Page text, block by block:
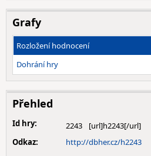
Grafy
Rozložení hodnocení
Dohrání hry
Přehled
Id hry:
2243
Odkaz:
http://dbher.cz/h2243